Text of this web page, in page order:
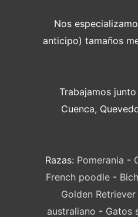
Nos
anticipo) tamaños
Trabajamos
Cuenca,
Razas: Pomerania -
French poodle-
Golden Retriever
australiano - Gatos